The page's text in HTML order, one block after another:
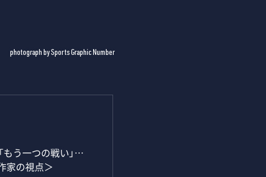
photograph by Sports Graphic Number
もう一つの戦い」…
家の視点＞